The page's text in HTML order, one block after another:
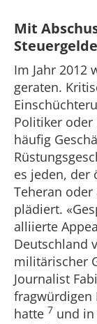
Mit
Im Jahr 2012
geraten.
Politiker oder
häufig
es jeden, der
Teheran
plädiert.
alliierte
Deutschland
militärischer
Journalist
fragwürdigen
hatte 7 und in